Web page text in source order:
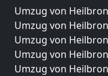
Umzug von
Umzug von
Umzug von
Umzug von
Umzug von